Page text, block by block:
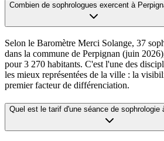
Combien de sophrologues exercent à
Selon le Baromètre Merci Solange, 37
dans la commune de Perpignan (juin
pour 3 270 habitants. C'est l'une des
les mieux représentées de la ville : la
premier facteur de différenciation.
Quel est le tarif d'une séance de sophrologie